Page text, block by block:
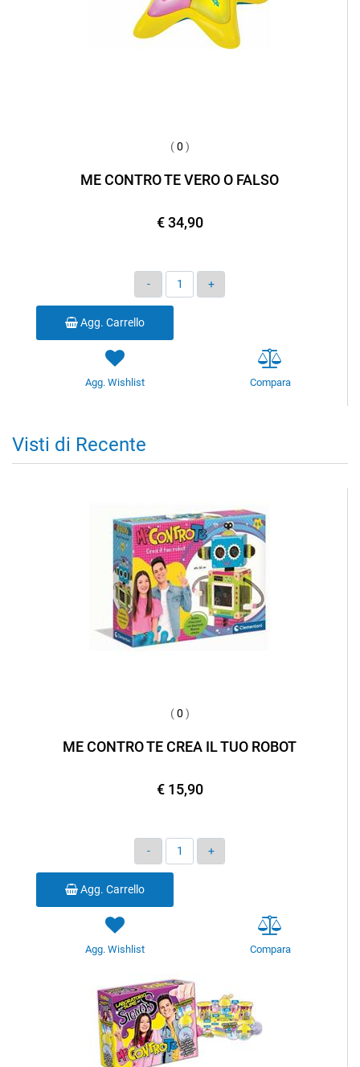
(0 )
ME CONTRO TE VERO O FALSO
€ 34,90
Quantità
Agg. Carrello
Agg. Wishlist Compara
Visti di Recente
(0 )
ME CONTRO TE CREA IL TUO ROBOT
€ 15,90
Quantità
Agg. Carrello
Agg. Wishlist Compara